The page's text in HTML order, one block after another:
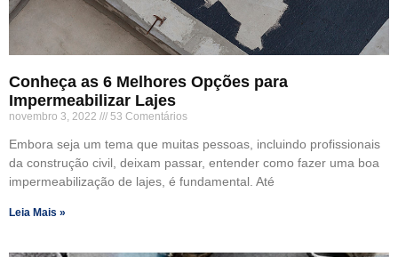
Conheça as 6 Melhores Opções para
Impermeabilizar Lajes
novembro 3, 2022 53 Comentários
Embora seja um tema que muitas pessoas, incluindo profissionais
da construção civil, deixam passar, entender como fazer uma boa
impermeabilização de lajes, é fundamental. Até
Leia Mais »